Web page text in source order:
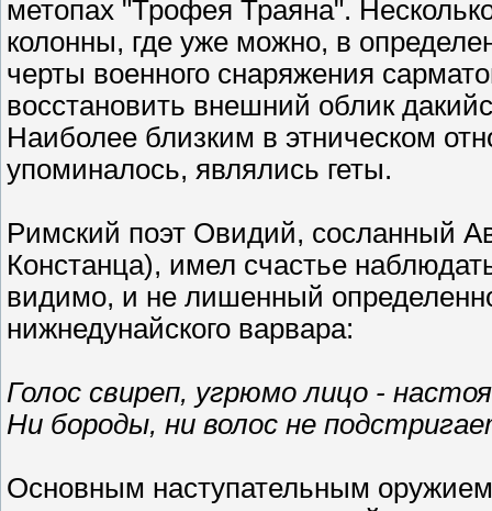
метопах "Трофея Траяна".
колонны, где уже можно, в
черты военного снаряжения
восстановить внешний облик
Наиболее близким в этническом
упоминалось, являлись геты.
Римский поэт Овидий, сосланный
Констанца), имел счастье
видимо, и не лишенный
нижнедунайского варвара:
Голос свиреп, угрюмо лицо -
Ни бороды, ни волос не
Основным наступательным оружием